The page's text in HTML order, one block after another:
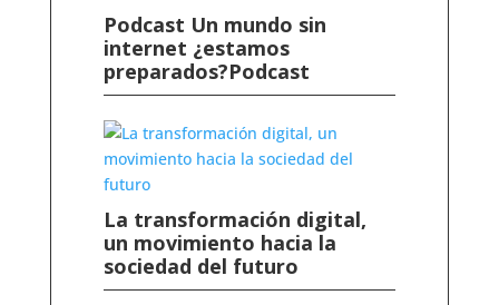
Podcast Un mundo sin
internet ¿estamos
preparados?Podcast
La transformación digital,
un movimiento hacia la
sociedad del futuro